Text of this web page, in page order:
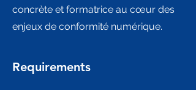
concrète et formatrice au cœur des
enjeux de conformité numérique.
Requirements